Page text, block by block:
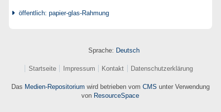
öffentlich: papier-glas-Rahmung
Sprache: Deutsch
Startseite Impressum Kontakt Datenschutzerklärung
Das Medien-Repositorium wird betrieben vom CMS unter Verwendung
von ResourceSpace